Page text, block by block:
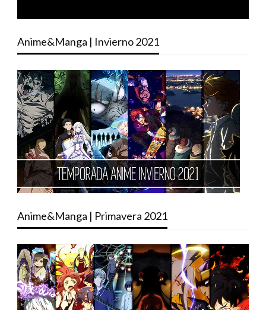
Anime&Manga | Invierno 2021
Anime&Manga | Primavera 2021